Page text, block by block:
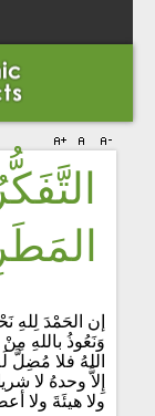
إن الحَمْدَ لِلهِ
وَنَعُوذُ باللهِ
اللهُ فلا مُضِلَّ
إِلاَّ وحدهُ لا
ولا هيئَةَ ولا